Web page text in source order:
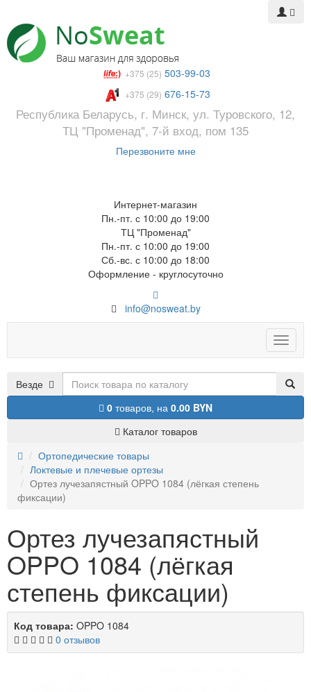
+375 (25) 503-99-03
+375 (29) 676-15-73
Республика Беларусь, г. Минск, ул. Туровского, 12,
ТЦ "Променад", 7-й вход, пом 135
Перезвоните мне
Интернет-магазин
Пн.-пт. с 10:00 до 19:00
ТЦ "Променад"
Пн.-пт. с 10:00 до 19:00
Сб.-вс. с 10:00 до 18:00
Оформление - круглосуточно
info@nosweat.by
Toggle
Везде
0 товаров, на 0.00 BYN
Каталог товаров
Ортопедические товары
Локтевые и плечевые ортезы
Ортез лучезапястный OPPO 1084 (лёгкая степень
фиксации)
Ортез лучезапястный
OPPO 1084 (лёгкая
степень фиксации)
Код товара: OPPO 1084
0 отзывов